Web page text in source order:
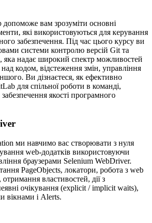
вам зрозуміти основні
які використовуються для керування
забезпечення. Під час цього курсу ви
системи контролю версій Git та
надає широкий спектр можливостей
кодом, відстеження змін, управління
Ви дізнаєтеся, як ефективно
для спільної роботи в команді,
якості програмного
ми навчимо вас створювати з нуля
web-додатків використовуючи
браузерами Selenium WebDriver.
PageObjects, локатори, робота з web
властивостей, дії з
очікування (explicit / implicit waits),
вікнами і Alerts.